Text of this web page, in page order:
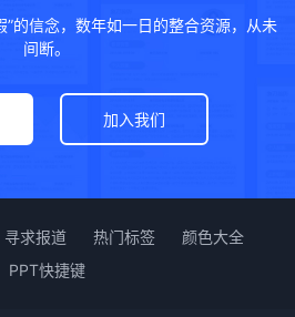
”的信念，数年如一日的整合资源，从未
间断。
加入我们
寻求报道 热门标签
颜色大全
PPT快捷键